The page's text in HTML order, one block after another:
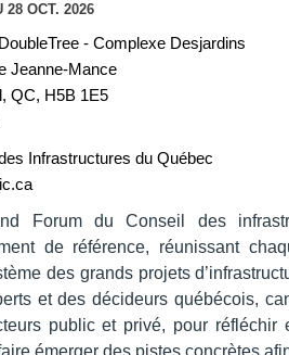
28 OCT. 2026
- Complexe Desjardins
Jeanne-Mance
QC, H5B 1E5
Infrastructures du Québec
Forum du Conseil des
de référence, réunissant
des grands projets
et des décideurs québécois,
public et privé, pour réfléchir
émerger des pistes concrètes